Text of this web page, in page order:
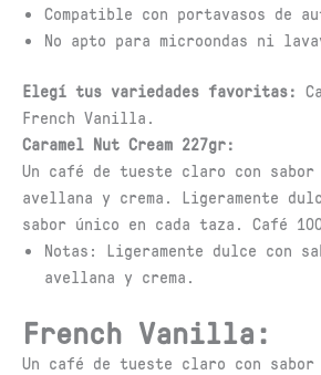
Compatible con portavasos de
No apto para microondas ni
Elegí tus variedades favoritas:
French Vanilla.
Caramel Nut Cream 227gr:
Un café de tueste claro con sabor
avellana y crema. Ligeramente
sabor único en cada taza. Café
Notas: Ligeramente dulce con
avellana y crema.
French Vanilla:
Un café de tueste claro con